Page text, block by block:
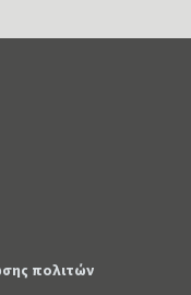
πολιτών